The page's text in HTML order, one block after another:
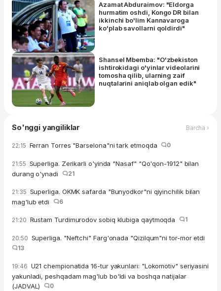
Azamat Abduraimov: "Eldorga
hurmatim oshdi, Kongo DR bilan
ikkinchi bo'lim Kannavaroga
ko'plab savollarni qoldirdi"
Shansel Mbemba: "O'zbekiston
ishtirokidagi o'yinlar videolarini
tomosha qilib, ularning zaif
nuqtalarini aniqlab olgan edik"
So'nggi yangiliklar Barcha ›
22:15 Ferran Torres "Barselona"ni tark etmoqda 0
21:55 Superliga. Zerikarli o'yinda "Nasaf" "Qo'qon-1912" bilan
durang o'ynadi
21
21:35 Superliga. OKMK safarda "Bunyodkor"ni qiyinchilik bilan
mag'lub etdi
6
21:20 Rustam Turdimurodov sobiq klubiga qaytmoqda 1
20:50 Superliga. "Neftchi" Farg'onada "Qizilqum"ni tor-mor etdi
13
19:46 U21 chempionatida 16-tur yakunlari: "Lokomotiv" seriyasini
yakunladi, peshqadam mag'lub bo'ldi va boshqa natijalar
(JADVAL)
0